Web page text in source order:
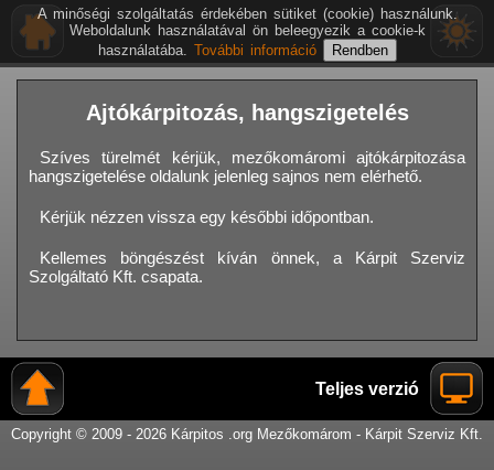
Ajtókárpitozás, hangszigetelés
Szíves türelmét kérjük, mezőkomáromi ajtókárpitozása
hangszigetelése oldalunk jelenleg sajnos nem elérhető.
Kérjük nézzen vissza egy későbbi időpontban.
Kellemes böngészést kíván önnek, a Kárpit Szerviz
Szolgáltató Kft. csapata.
Teljes verzió
Copyright © 2009 - 2026 Kárpitos .org Mezőkomárom - Kárpit Szerviz Kft.
A minőségi szolgáltatás érdekében sütiket (cookie) használunk.
Weboldalunk használatával ön beleegyezik a cookie-k
használatába. További információ